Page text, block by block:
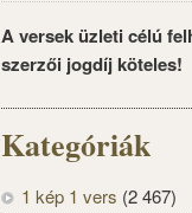
A versek üzleti célú
szerzői jogdíj köteles!
Kategóriák
1 kép 1 vers (2 467)